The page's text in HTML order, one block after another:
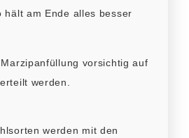
hält am Ende alles besser
vorsichtig auf
werden.
werden mit den